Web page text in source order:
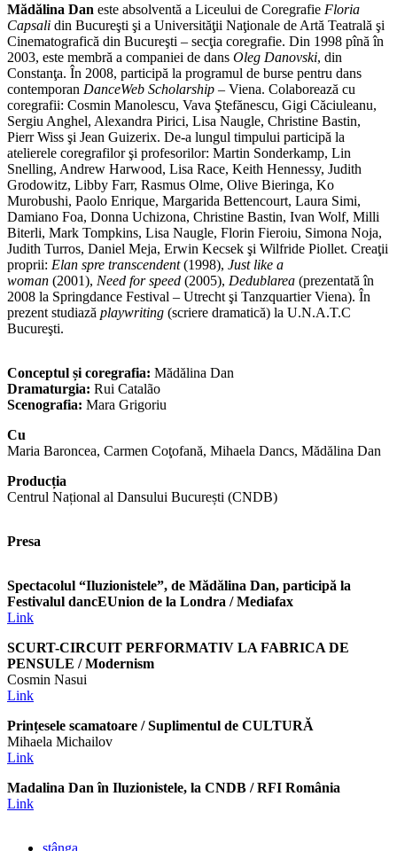
Mădălina Dan este absolventă a Liceului de Coregrafie Floria
Capsali din Bucureşti şi a Universităţii Naţionale de Artă Teatrală şi
Cinematografică din Bucureşti – secţia coregrafie. Din 1998 pînă în
2003, este membră a companiei de dans Oleg Danovski, din
Constanţa. În 2008, participă la programul de burse pentru dans
contemporan DanceWeb Scholarship – Viena. Colaborează cu
coregrafii: Cosmin Manolescu, Vava Ştefănescu, Gigi Căciuleanu,
Sergiu Anghel, Alexandra Pirici, Lisa Naugle, Christine Bastin,
Pierr Wiss şi Jean Guizerix. De-a lungul timpului participă la
atelierele coregrafilor şi profesorilor: Martin Sonderkamp, Lin
Snelling, Andrew Harwood, Lisa Race, Keith Hennessy, Judith
Grodowitz, Libby Farr, Rasmus Olme, Olive Bieringa, Ko
Murobushi, Paolo Enrique, Margarida Bettencourt, Laura Simi,
Damiano Foa, Donna Uchizona, Christine Bastin, Ivan Wolf, Milli
Biterli, Mark Tompkins, Lisa Naugle, Florin Fieroiu, Simona Noja,
Judith Turros, Daniel Meja, Erwin Kecsek şi Wilfride Piollet. Creaţii
proprii: Elan spre transcendent(1998), Just like a
woman (2001), Need for speed (2005), Dedublarea (prezentată în
2008 la Springdance Festival – Utrecht şi Tanzquartier Viena). În
prezent studiază playwriting (scriere dramatică) la U.N.A.T.C
Bucureşti.
Conceptul și coregrafia: Mădălina Dan
Dramaturgia: Rui Catalão
Scenografia: Mara Grigoriu
Cu
Maria Baroncea, Carmen Coţofană, Mihaela Dancs, Mădălina Dan
Producția
Centrul Național al Dansului București (CNDB)
Presa
Spectacolul “Iluzionistele”, de Mădălina Dan, participă la
Festivalul dancEUnion de la Londra / Mediafax
Link
SCURT-CIRCUIT PERFORMATIV LA FABRICA DE
PENSULE / Modernism
Cosmin Nasui
Link
Prințesele scamatoare / Suplimentul de CULTURĂ
Mihaela Michailov
Link
Madalina Dan în Iluzionistele, la CNDB / RFI România
Link
stânga